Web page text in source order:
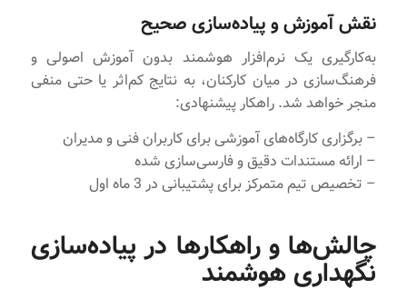
نقش آموزش و پیاده‌سازی صحیح
به‌کارگیری یک نرم‌افزار هوشمند بدون آموزش اصولی و
فرهنگ‌سازی در میان کارکنان، به نتایج کم‌اثر یا حتی منفی
منجر خواهد شد. راهکار پیشنهادی:
– برگزاری کارگاه‌های آموزشی برای کاربران فنی و مدیران
– ارائه مستندات دقیق و فارسی‌سازی شده
– تخصیص تیم متمرکز برای پشتیبانی در 3 ماه اول
چالش‌ها و راهکارها در پیاده‌سازی
نگهداری هوشمند